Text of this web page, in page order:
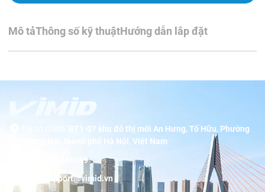
Mô tảThông số kỹ thuậtHướng dẫn lắp đặt
BT1-07 khu đô thị mới An Hưng, Tố Hữu, Phường
Dương Nội, thành phố Hà Nội, Việt Nam
19001089
support@vimid.vn